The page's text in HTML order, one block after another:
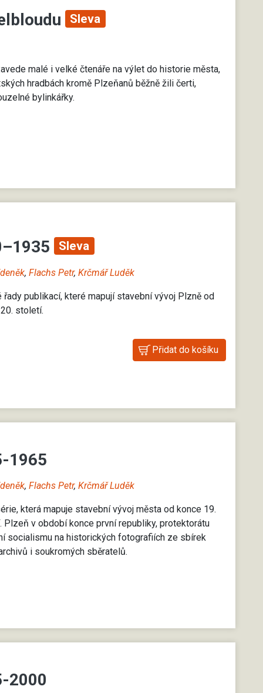
Sleva
malé i velké čtenáře na výlet do historie města,
hradbách kromě Plzeňanů běžně žili čerti,
bylinkářky.
Sleva
,Flachs Petr,Krčmář Luděk
řady publikací, které mapují stavební vývoj Plzně od
století.
1965
,Flachs Petr,Krčmář Luděk
která mapuje stavební vývoj města od konce 19.
Plzeň v období konce první republiky, protektorátu
socialismu na historických fotografiích ze sbírek
i soukromých sběratelů.
2000